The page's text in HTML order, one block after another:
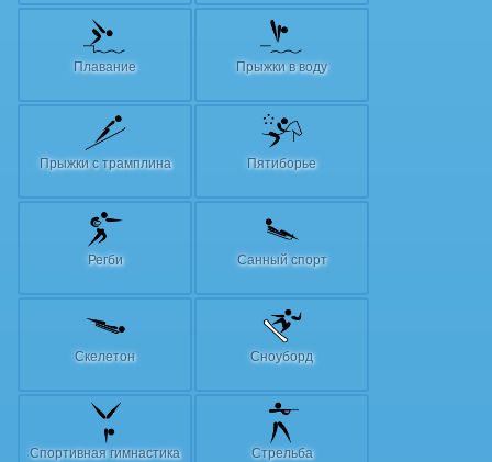
Плавание Прыжки в воду
Прыжки с трамплина Пятиборье
Регби Санный спорт
Скелетон Сноуборд
Спортивная гимнастика Стрельба